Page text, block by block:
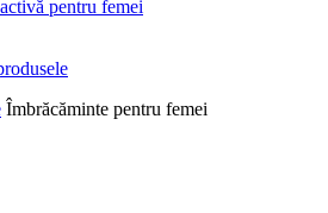
pentru femei
Îmbrăcăminte pentru femei